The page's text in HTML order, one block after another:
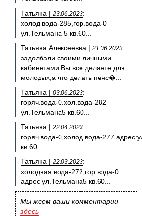
Татьяна | 23.06.2023:
холод.вода-285,гор.вода-0
ул.Тельмана 5 кв.60...
Татьяна Алексеевна | 21.06.2023:
задолбали своими личными
кабинетами.Вы все делаете для
молодых,а что делать пенс�...
Татьяна | 03.06.2023:
горяч.вода-0.хол.вода-282
ул.Тельмана5 кв.60...
Татьяна | 22.04.2023:
горяч.вода-0,холод.вода-
кв.60...
Татьяна | 22.03.2023:
холодная вода-272,гор.вода-0.
адрес;ул.Тельмана5 кв.60...
Мы ждем ваши комментарии
здесь